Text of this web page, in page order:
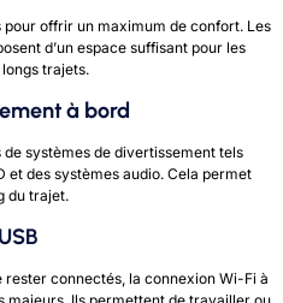
offrir un maximum de confort. Les
d’un espace suffisant pour les
trajets.
à bord
systèmes de divertissement tels
et des systèmes audio. Cela permet
du trajet.
rester connectés, la connexion Wi-Fi à